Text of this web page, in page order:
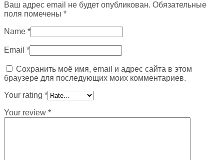
Ваш адрес email не будет опубликован. Обязательные
поля помечены *
Name *
Email *
Сохранить моё имя, email и адрес сайта в этом
браузере для последующих моих комментариев.
Your rating *
Your review *